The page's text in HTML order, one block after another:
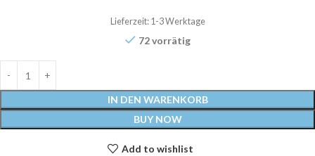
Lieferzeit: 1-3 Werktage
72 vorrätig
IN DEN WARENKORB
BUY NOW
Add to wishlist